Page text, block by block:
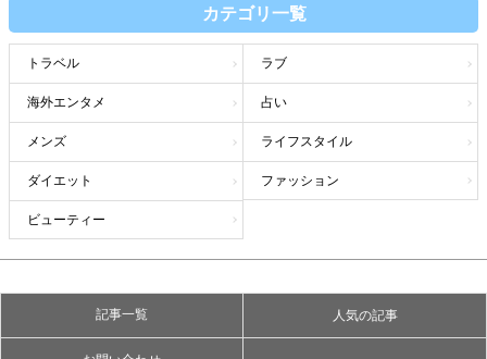
カテゴリ一覧
トラベル ラブ
海外エンタメ 占い
メンズ ライフスタイル
ダイエット ファッション
ビューティー
記事一覧 人気の記事